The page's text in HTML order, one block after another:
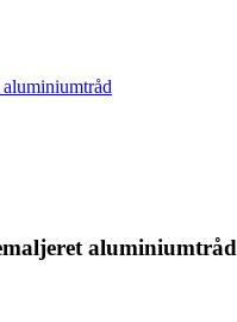
aluminiumtråd